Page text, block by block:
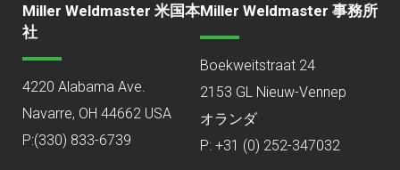
Miller Weldmaster 米国本
社
4220 Alabama Ave.
Navarre, OH 44662 USA
P:(330) 833-6739
Miller Weldmaster 事務所
Boekweitstraat 24
2153 GL Nieuw-Vennep
オランダ
P: +31 (0) 252-347032